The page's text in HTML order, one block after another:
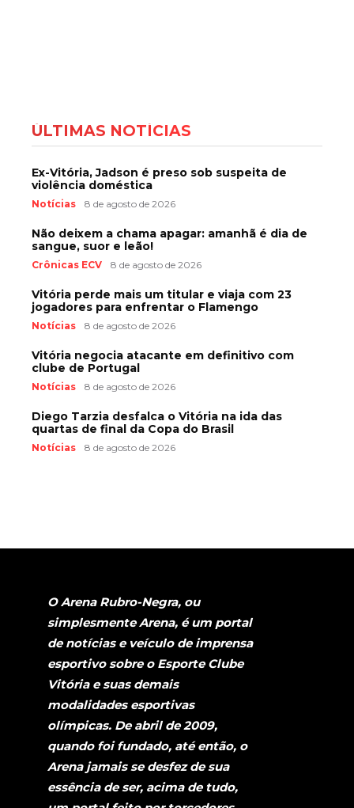
ÚLTIMAS NOTÍCIAS
Ex-Vitória, Jadson é preso sob suspeita de
violência doméstica
Notícias 8 de agosto de 2026
Não deixem a chama apagar: amanhã é dia de
sangue, suor e leão!
Crônicas ECV 8 de agosto de 2026
Vitória perde mais um titular e viaja com 23
jogadores para enfrentar o Flamengo
Notícias 8 de agosto de 2026
Vitória negocia atacante em definitivo com
clube de Portugal
Notícias 8 de agosto de 2026
Diego Tarzia desfalca o Vitória na ida das
quartas de final da Copa do Brasil
Notícias 8 de agosto de 2026
O Arena Rubro-Negra, ou
simplesmente Arena, é um portal
de notícias e veículo de imprensa
esportivo sobre o Esporte Clube
Vitória e suas demais
modalidades esportivas
olímpicas. De abril de 2009,
quando foi fundado, até então, o
Arena jamais se desfez de sua
essência de ser, acima de tudo,